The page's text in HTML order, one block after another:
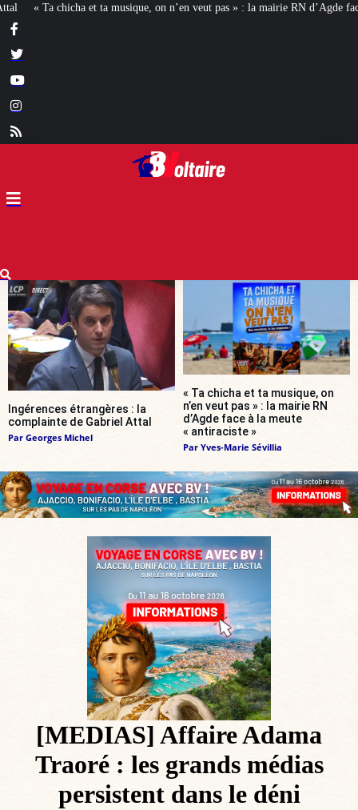
pas » : la mairie RN d’Agde face à la meute « antiraciste » La hausse de
Ingérences étrangères : la
complainte de Gabriel Attal
Par Georges Michel
« Ta chicha et ta musique, on
n’en veut pas » : la mairie RN
d’Agde face à la meute
« antiraciste »
Par Yves-Marie Sévillia
[MEDIAS] Affaire Adama
Traoré : les grands médias
persistent dans le déni